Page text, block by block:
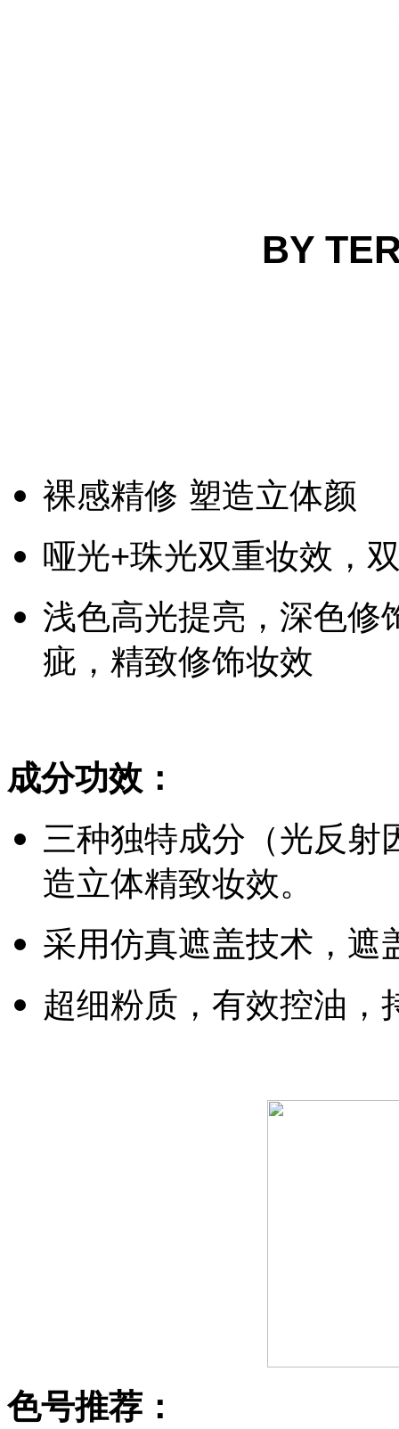
BY
裸感精修 塑造立体颜
哑光+珠光双重妆效，
浅色高光提亮，深色修
疵，精致修饰妆效
成分功效：
三种独特成分（光反射
造立体精致妆效。
采用仿真遮盖技术，遮
超细粉质，有效控油，
色号推荐：